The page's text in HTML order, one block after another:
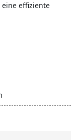
eine effiziente